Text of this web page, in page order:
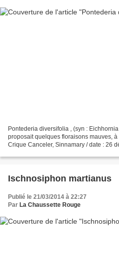
Pontederia diversifolia , (syn :
proposait quelques floraisons mauves,
Crique Canceler, Sinnamary / date : 26
Ischnosiphon martianus
Publié le 21/03/2014 à 22:27
Par La Chaussette Rouge